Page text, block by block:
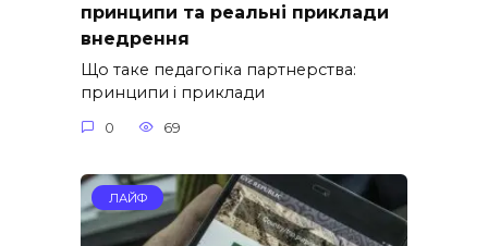
принципи та реальні приклади
внедрення
Що таке педагогіка партнерства:
принципи і приклади
0 69
ЛАЙФ